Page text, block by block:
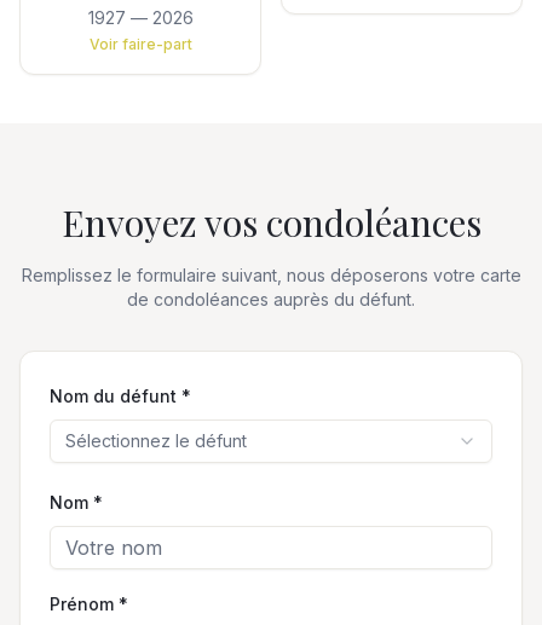
1927 — 2026
Voir faire-part
Envoyez vos condoléances
Remplissez le formulaire suivant, nous déposerons votre carte
de condoléances auprès du défunt.
Nom du défunt *
Sélectionnez le défunt
Nom *
Prénom *